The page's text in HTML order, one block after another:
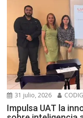
31 julio, 2026
Impulsa UAT la